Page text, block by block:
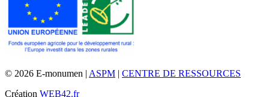
© 2026 E-monumen | ASPM | CENTRE DE RESSOURCES
Création WEB42.fr